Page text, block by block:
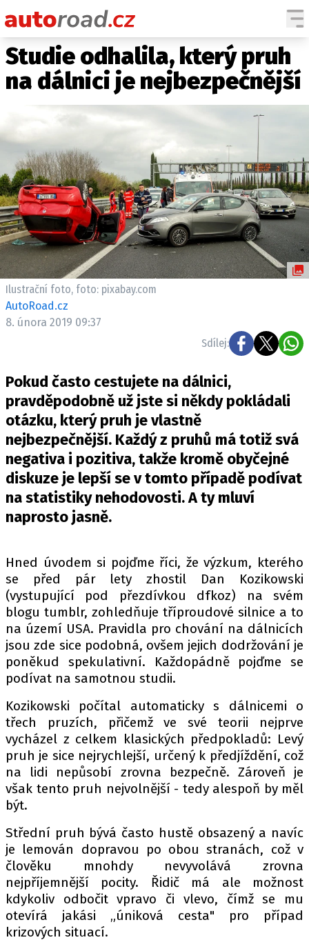
AUTA
TESTY AUT
NOVINKY
HISTORIE
ZAJÍMAVOSTI
TECHNIKA
EKONOMIKA
ČESKÝ TRH
TUNING
PROFI
TRH S ELEKTROMOBILY
RALLY
OSTATNÍ
TISKOVKY
ROZHOVORY
ZE SVĚTA
MOTORSPORT
PIT LANE
ČEŠI V AKCI
FIA CEZ & POHÁRY
MEZINÁRODNÍ SCÉNA
SLEDUJTE NÁS NA|
Máte příběh, fotku nebo video?
Pošlete e-mail na autoroad.cz
ETICKÝ KODEX
KONTAKT
VYDAVATEL
INZERCE
OSOBNÍ ÚDAJE / COOKIES
Studie odhalila, který pruh
na dálnici je nejbezpečnější
Ilustrační foto, foto: pixabay.com
AutoRoad.cz
8. února 2019 09:37
Sdílej:
Pokud často cestujete na dálnici,
pravděpodobně už jste si někdy pokládali
otázku, který pruh je vlastně
nejbezpečnější. Každý z pruhů má totiž svá
negativa i pozitiva, takže kromě obyčejné
diskuze je lepší se v tomto případě podívat
na statistiky nehodovosti. A ty mluví
naprosto jasně.
Hned úvodem si pojďme říci, že výzkum, kterého
se před pár lety zhostil Dan Kozikowski
(vystupující pod přezdívkou dfkoz) na svém
blogu tumblr, zohledňuje tříproudové silnice a to
na území USA. Pravidla pro chování na dálnicích
jsou zde sice podobná, ovšem jejich dodržování je
poněkud spekulativní. Každopádně pojďme se
podívat na samotnou studii.
Kozikowski počítal automaticky s dálnicemi o
třech pruzích, přičemž ve své teorii nejprve
vycházel z celkem klasických předpokladů: Levý
pruh je sice nejrychlejší, určený k předjíždění, což
na lidi nepůsobí zrovna bezpečně. Zároveň je
však tento pruh nejvolnější - tedy alespoň by měl
být.
Střední pruh bývá často hustě obsazený a navíc
je lemován dopravou po obou stranách, což v
člověku mnohdy nevyvolává zrovna
nejpříjemnější pocity. Řidič má ale možnost
kdykoliv odbočit vpravo či vlevo, čímž se mu
otevírá jakási „úniková cesta" pro případ
krizových situací.